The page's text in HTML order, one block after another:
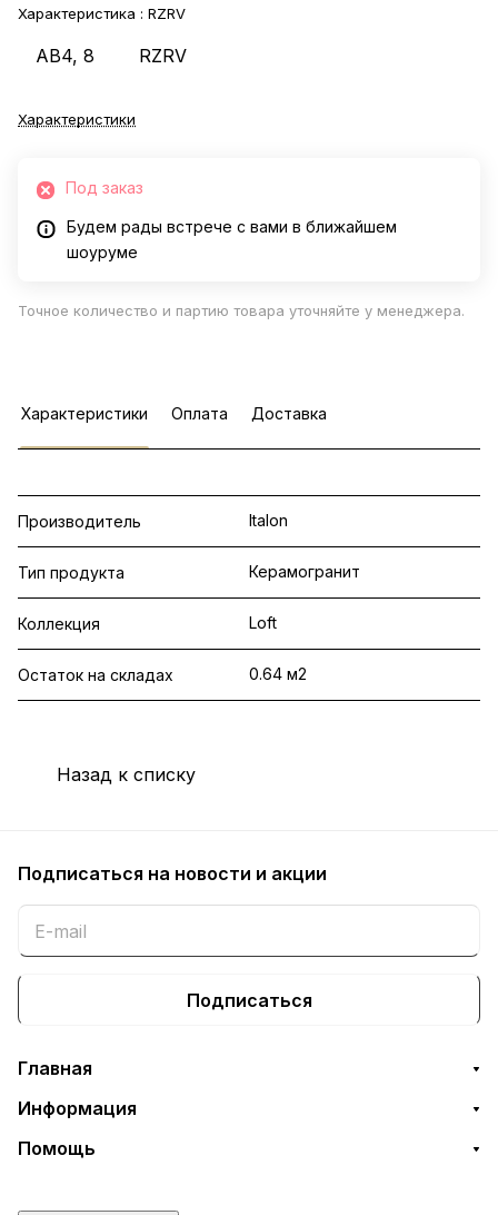
Характеристика : RZRV
AB4, 8 RZRV
Характеристики
Под заказ
Будем рады встрече с вами в ближайшем
шоуруме
Точное количество и партию товара уточняйте у менеджера.
Характеристики Оплата Доставка
Производитель Italon
Тип продукта Керамогранит
Коллекция Loft
Остаток на складах 0.64 м2
Назад к списку
Подписаться на новости и акции
Подписаться
Главная
Информация
Помощь